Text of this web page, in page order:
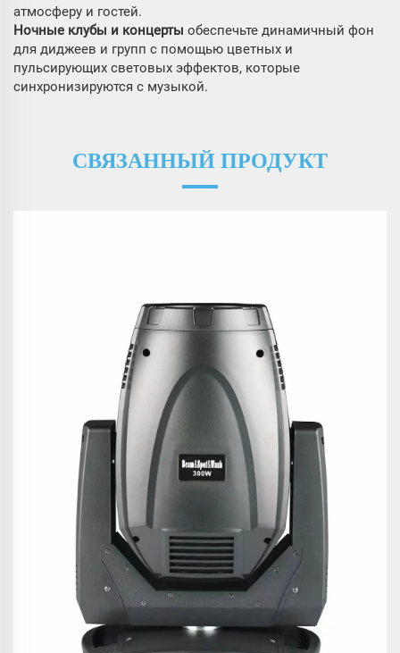
атмосферу и гостей.
Ночные клубы и концерты обеспечьте динамичный фон
для диджеев и групп с помощью цветных и
пульсирующих световых эффектов, которые
синхронизируются с музыкой.
СВЯЗАННЫЙ ПРОДУКТ